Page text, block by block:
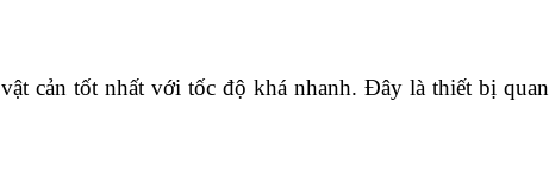
cản tốt nhất với tốc độ khá nhanh. Đây là thiết bị